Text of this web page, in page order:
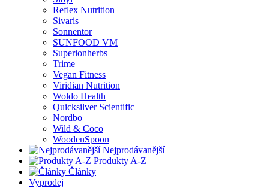
Reflex Nutrition
Sivaris
Sonnentor
SUNFOOD VM
Superionherbs
Trime
Vegan Fitness
Viridian Nutrition
Woldo Health
Quicksilver Scientific
Nordbo
Wild & Coco
WoodenSpoon
Nejprodávanější
Produkty A-Z
Články
Vyprodej